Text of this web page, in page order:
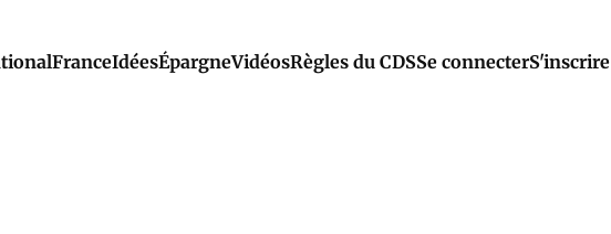
FranceIdéesÉpargneVidéosRègles du CDSSe connecterS'inscrire